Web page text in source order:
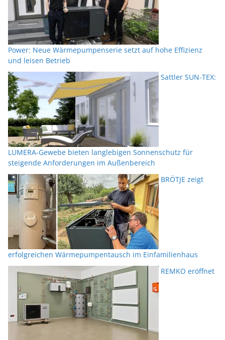
Power: Neue Wärmepumpenserie setzt auf hohe Effizienz
und leisen Betrieb
Sattler SUN-TEX:
LUMERA-Gewebe bieten langlebigen Sonnenschutz für
steigende Anforderungen im Außenbereich
BRÖTJE zeigt
erfolgreichen Wärmepumpentausch im Einfamilienhaus
REMKO eröffnet